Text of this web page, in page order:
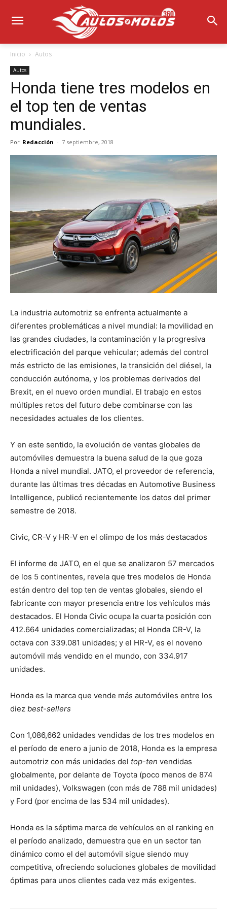
Inicio Autos
Autos
Honda tiene tres modelos en
el top ten de ventas
mundiales.
Por Redacción - 7 septiembre, 2018
La industria automotriz se enfrenta actualmente a
diferentes problemáticas a nivel mundial: la movilidad en
las grandes ciudades, la contaminación y la progresiva
electrificación del parque vehicular; además del control
más estricto de las emisiones, la transición del diésel, la
conducción autónoma, y los problemas derivados del
Brexit, en el nuevo orden mundial. El trabajo en estos
múltiples retos del futuro debe combinarse con las
necesidades actuales de los clientes.
Y en este sentido, la evolución de ventas globales de
automóviles demuestra la buena salud de la que goza
Honda a nivel mundial. JATO, el proveedor de referencia,
durante las últimas tres décadas en Automotive Business
Intelligence, publicó recientemente los datos del primer
semestre de 2018.
Civic, CR-V y HR-V en el olimpo de los más destacados
El informe de JATO, en el que se analizaron 57 mercados
de los 5 continentes, revela que tres modelos de Honda
están dentro del top ten de ventas globales, siendo el
fabricante con mayor presencia entre los vehículos más
destacados. El Honda Civic ocupa la cuarta posición con
412.664 unidades comercializadas; el Honda CR-V, la
octava con 339.081 unidades; y el HR-V, es el noveno
automóvil más vendido en el mundo, con 334.917
unidades.
Honda es la marca que vende más automóviles entre los
diez best-sellers
Con 1,086,662 unidades vendidas de los tres modelos en
el período de enero a junio de 2018, Honda es la empresa
automotriz con más unidades del top-ten vendidas
globalmente, por delante de Toyota (poco menos de 874
mil unidades), Volkswagen (con más de 788 mil unidades)
y Ford (por encima de las 534 mil unidades).
Honda es la séptima marca de vehículos en el ranking en
el período analizado, demuestra que en un sector tan
dinámico como el del automóvil sigue siendo muy
competitiva, ofreciendo soluciones globales de movilidad
óptimas para unos clientes cada vez más exigentes.